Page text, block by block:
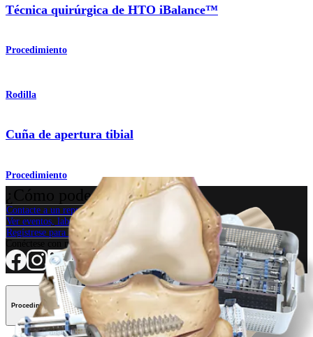
Técnica quirúrgica de HTO iBalance™
Procedimiento
Rodilla
Cuña de apertura tibial
Procedimiento
¿Cómo podemos ayudarlo?
Contacte a un representante
Ver eventos, laboratorios y oportunidades educativas
Regístrese para recibir: ¿Qué hay de nuevo en Arthrex?
Conéctese con nosotros
Procedimiento